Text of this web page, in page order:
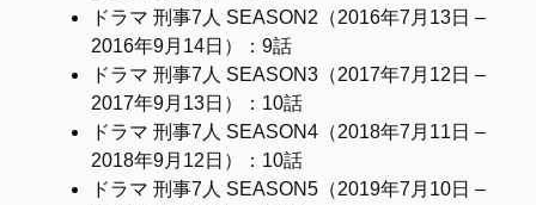
ドラマ 刑事7人 SEASON2（2016年7月13日 –
2016年9月14日）：9話
ドラマ 刑事7人 SEASON3（2017年7月12日 –
2017年9月13日）：10話
ドラマ 刑事7人 SEASON4（2018年7月11日 –
2018年9月12日）：10話
ドラマ 刑事7人 SEASON5（2019年7月10日 –